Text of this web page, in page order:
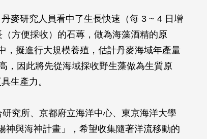
麥研究人員看中了生長快速（每 3 ~ 4 日增
方便採收）的石蓴，做為海藻酒精的原
，擬進行大規模養殖，估計丹麥海域年產量
，因此將先從海域採收野生藻做為生質原
生產力。
究所、京都府立海洋中心、東京海洋大學
神與海神計畫」，希望收集隨著洋流移動的